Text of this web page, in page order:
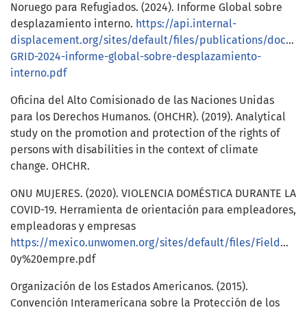
Noruego para Refugiados. (2024). Informe Global sobre
desplazamiento interno. https://api.internal-
displacement.org/sites/default/files/publications/
GRID-2024-informe-global-sobre-desplazamiento-
interno.pdf
Oficina del Alto Comisionado de las Naciones Unidas
para los Derechos Humanos. (OHCHR). (2019). Analytical
study on the promotion and protection of the rights of
persons with disabilities in the context of climate
change. OHCHR.
ONU MUJERES. (2020). VIOLENCIA DOMÉSTICA DURANTE LA
COVID-19. Herramienta de orientación para empleadores,
empleadoras y empresas
https://mexico.unwomen.org/sites/default/files/Field%20Office%20Mexico/Documentos/Publicaciones/2020/Junio%202020/Violencia%20domstica%20durante%20la%20COVID19%20Herramienta%20de%20orientacin%20para%20empleadores%20empleadoras%2
0y%20empre.pdf
Organización de los Estados Americanos. (2015).
Convención Interamericana sobre la Protección de los